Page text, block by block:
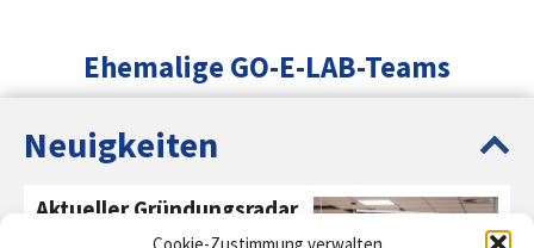
Cookie-Zustimmung verwalten
Ehemalige GO-E-LAB-Teams
(Auswahl)
Neuigkeiten
Aktueller Gründungsradar